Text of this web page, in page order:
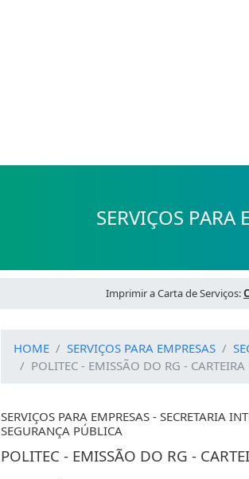
SERVIÇOS PARA
Imprimir a Carta de Serviços:
HOME SERVIÇOS PARA EMPRESAS
POLITEC - EMISSÃO DO RG -
SERVIÇOS PARA EMPRESAS - SECRETARIA
SEGURANÇA PÚBLICA
POLITEC - EMISSÃO DO RG -